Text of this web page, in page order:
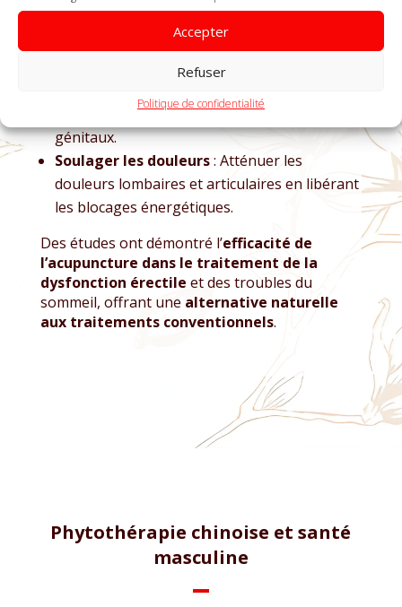
Accepter
Refuser
Politique de confidentialité
sommeil et une détente musculaire.
Améliorer la circulation sanguine
augmentant l’afflux sanguin vers les organes
génitaux.
Soulager les douleurs: Atténuer les
douleurs lombaires et articulaires en libérant
les blocages énergétiques.
Des études ont démontré l’efficacité de
l’acupuncture dans le traitement de la
dysfonction érectile et des troubles du
sommeil, offrant une alternative naturelle
aux traitements conventionnels.
Phytothérapie chinoise et santé
masculine